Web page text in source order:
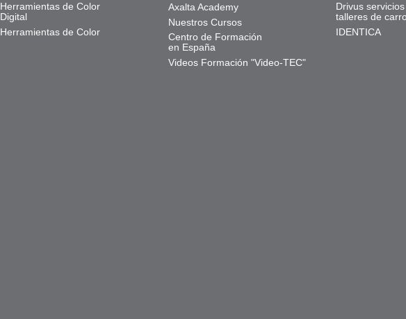
Herramientas de Color
Digital
Herramientas de Color
Axalta Academy
Nuestros Cursos
Centro de Formación
en España
Videos Formación "Video-TEC"
Drivus
talleres de
IDENTICA